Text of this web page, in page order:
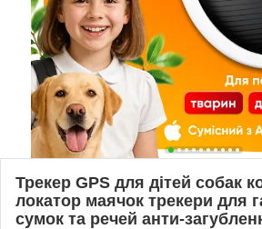
Трекер GPS для дітей собак
локатор маячок трекери для
сумок та речей анти-